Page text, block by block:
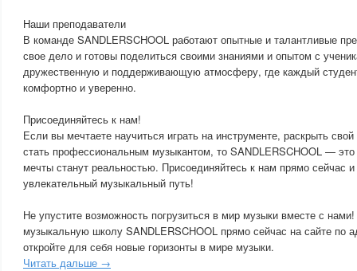
Наши преподаватели
В команде SANDLERSCHOOL работают опытные и талантливые
свое дело и готовы поделиться своими знаниями и опытом с
дружественную и поддерживающую атмосферу, где каждый
комфортно и уверенно.
Присоединяйтесь к нам!
Если вы мечтаете научиться играть на инструменте, раскрыть
стать профессиональным музыкантом, то SANDLERSCHOOL —
мечты станут реальностью. Присоединяйтесь к нам прямо сейчас и
увлекательный музыкальный путь!
Не упустите возможность погрузиться в мир музыки вместе с
музыкальную школу SANDLERSCHOOL прямо сейчас на сайте по
откройте для себя новые горизонты в мире музыки.
Читать дальше →